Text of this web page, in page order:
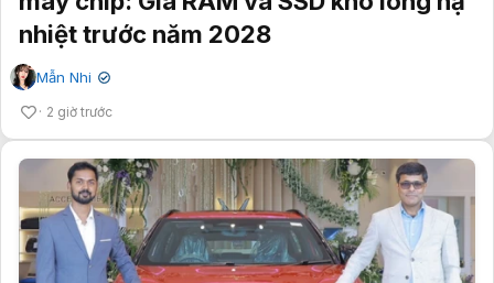
nhiệt trước năm 2028
Mẫn Nhi ✔
2 giờ trước